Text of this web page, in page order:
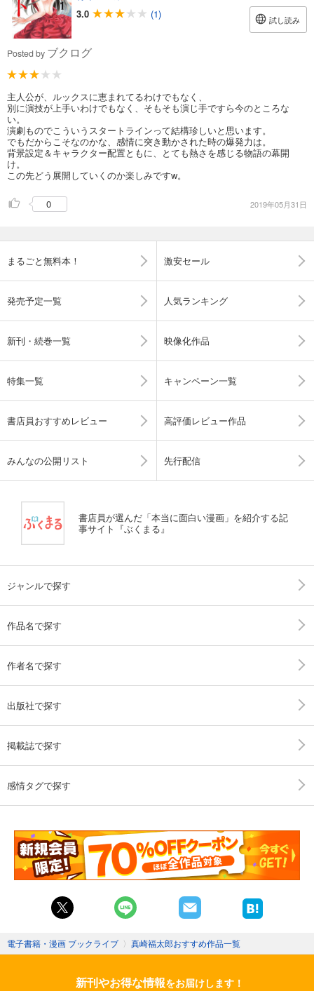
3.0
(1) 試し読み
Posted by ブクログ
主人公が、ルックスに恵まれてるわけでもなく、
別に演技が上手いわけでもなく、そもそも演じ手ですら今のところな
い。
演劇ものでこういうスタートラインって結構珍しいと思います。
でもだからこそなのかな、感情に突き動かされた時の爆発力は。
背景設定＆キャラクター配置ともに、とても熱さを感じる物語の幕開
け。
この先どう展開していくのか楽しみですw。
0 2019年05月31日
まるごと無料本！ 激安セール
発売予定一覧 人気ランキング
新刊・続巻一覧 映像化作品
特集一覧 キャンペーン一覧
書店員おすすめレビュー 高評価レビュー作品
みんなの公開リスト 先行配信
書店員が選んだ「本当に面白い漫画」を紹介する記
事サイト『ぶくまる』
ジャンルで探す
作品名で探す
作者名で探す
出版社で探す
掲載誌で探す
感情タグで探す
電子書籍・漫画 ブックライブ 〉 真崎福太郎おすすめ作品一覧
新刊やお得な情報をお届けします！